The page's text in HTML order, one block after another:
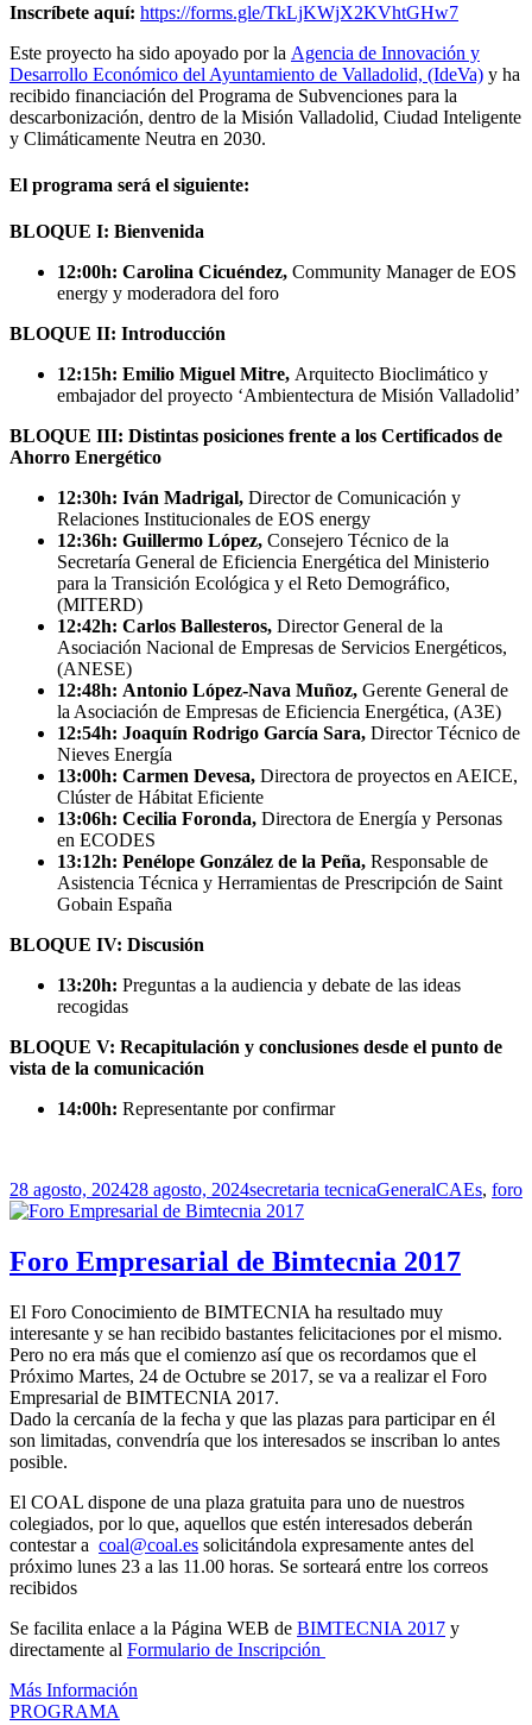
Inscríbete aquí: https://forms.gle/TkLjKWjX2KVhtGHw7
Este proyecto ha sido apoyado por la Agencia de Innovación y
Desarrollo Económico del Ayuntamiento de Valladolid, (IdeVa) y ha
recibido financiación del Programa de Subvenciones para la
descarbonización, dentro de la Misión Valladolid, Ciudad Inteligente
y Climáticamente Neutra en 2030.
El programa será el siguiente:
BLOQUE I: Bienvenida
12:00h: Carolina Cicuéndez, Community Manager de EOS
energy y moderadora del foro
BLOQUE II: Introducción
12:15h: Emilio Miguel Mitre, Arquitecto Bioclimático y
embajador del proyecto ‘Ambientectura de Misión Valladolid’
BLOQUE III: Distintas posiciones frente a los Certificados de
Ahorro Energético
12:30h: Iván Madrigal, Director de Comunicación y
Relaciones Institucionales de EOS energy
12:36h: Guillermo López, Consejero Técnico de la
Secretaría General de Eficiencia Energética del Ministerio
para la Transición Ecológica y el Reto Demográfico,
(MITERD)
12:42h: Carlos Ballesteros, Director General de la
Asociación Nacional de Empresas de Servicios Energéticos,
(ANESE)
12:48h: Antonio López-Nava Muñoz, Gerente General de
la Asociación de Empresas de Eficiencia Energética, (A3E)
12:54h: Joaquín Rodrigo García Sara, Director Técnico de
Nieves Energía
13:00h: Carmen Devesa, Directora de proyectos en AEICE,
Clúster de Hábitat Eficiente
13:06h: Cecilia Foronda, Directora de Energía y Personas
en ECODES
13:12h: Penélope González de la Peña, Responsable de
Asistencia Técnica y Herramientas de Prescripción de Saint
Gobain España
BLOQUE IV: Discusión
13:20h: Preguntas a la audiencia y debate de las ideas
recogidas
BLOQUE V: Recapitulación y conclusiones desde el punto de
vista de la comunicación
14:00h: Representante por confirmar
Publicado
el
28 agosto, 202428 agosto, 2024Autor
secretaria tecnicaCategorías
GeneralEtiquetas
CAEs, foro
Foro Empresarial de Bimtecnia 2017
El Foro Conocimiento de BIMTECNIA ha resultado muy
interesante y se han recibido bastantes felicitaciones por el mismo.
Pero no era más que el comienzo así que os recordamos que el
Próximo Martes, 24 de Octubre se 2017, se va a realizar el Foro
Empresarial de BIMTECNIA 2017.
Dado la cercanía de la fecha y que las plazas para participar en él
son limitadas, convendría que los interesados se inscriban lo antes
posible.
El COAL dispone de una plaza gratuita para uno de nuestros
colegiados, por lo que, aquellos que estén interesados deberán
contestar a coal@coal.es solicitándola expresamente antes del
próximo lunes 23 a las 11.00 horas. Se sorteará entre los correos
recibidos
Se facilita enlace a la Página WEB de BIMTECNIA 2017 y
directamente al Formulario de Inscripción
Más Información
PROGRAMA